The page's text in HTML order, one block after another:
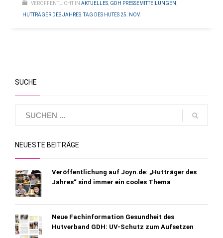
VERÖFFENTLICHT IN AKTUELLES GDH PRESSEMITTEILUNGEN
HUTTRÄGER DES JAHRES ,TAG DES HUTES 25. NOV.
SUCHE
NEUESTE BEITRÄGE
Veröffentlichung auf Joyn.de: „Hutträger des
Jahres“ sind immer ein cooles Thema
Neue Fachinformation Gesundheit des
Hutverband GDH: UV-Schutz zum Aufsetzen